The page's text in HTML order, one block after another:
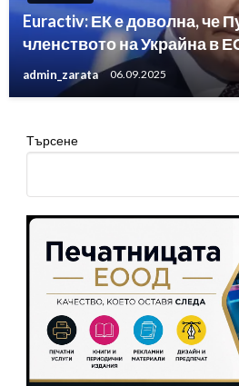
Euractiv: ЕК е доволна, че
членството на Украйна в
admin_zarata 06.09.2025
Търсене